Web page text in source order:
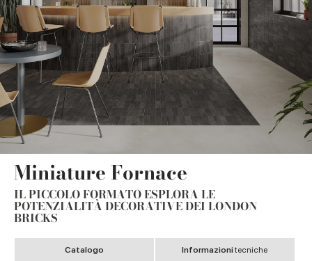
Miniature Fornace
IL PICCOLO FORMATO ESPLORA LE
POTENZIALITÀ DECORATIVE DEI LONDON
BRICKS
Catalogo Informazionitecniche